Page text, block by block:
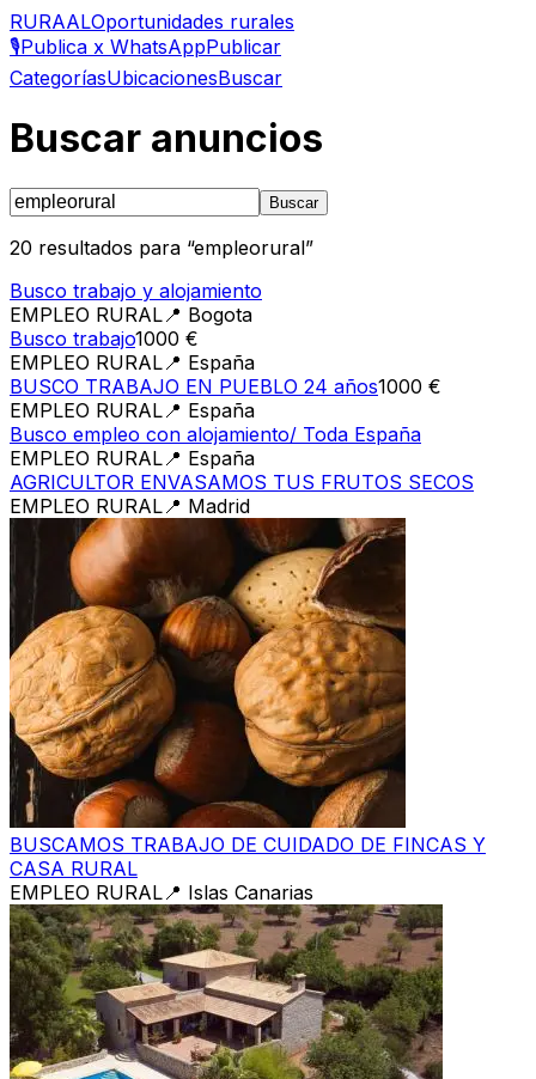
RURAALOportunidades rurales
🎙️Publica x WhatsAppPublicar
CategoríasUbicacionesBuscar
Buscar anuncios
Buscar
20 resultados para “empleorural”
Busco trabajo y alojamiento
EMPLEO RURAL 📍 Bogota
Busco trabajo1000 €
EMPLEO RURAL 📍 España
BUSCO TRABAJO EN PUEBLO 24 años1000 €
EMPLEO RURAL 📍 España
Busco empleo con alojamiento/ Toda España
EMPLEO RURAL 📍 España
AGRICULTOR ENVASAMOS TUS FRUTOS SECOS
EMPLEO RURAL 📍 Madrid
BUSCAMOS TRABAJO DE CUIDADO DE FINCAS Y
CASA RURAL
EMPLEO RURAL 📍 Islas Canarias